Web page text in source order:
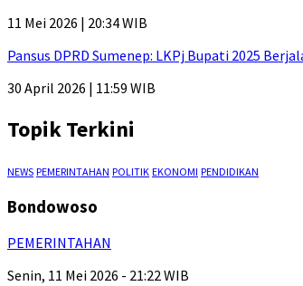
11 Mei 2026 | 20:34 WIB
Pansus DPRD Sumenep: LKPj Bupati 2025
30 April 2026 | 11:59 WIB
Topik Terkini
NEWS PEMERINTAHAN POLITIK EKONOMI PENDIDIKAN
Bondowoso
PEMERINTAHAN
Senin, 11 Mei 2026 - 21:22 WIB